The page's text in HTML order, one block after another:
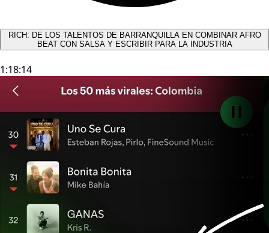
RICH: DE LOS TALENTOS DE BARRANQUILLA EN COMBINAR AFRO
BEAT CON SALSA Y ESCRIBIR PARA LA INDUSTRIA
1:18:14